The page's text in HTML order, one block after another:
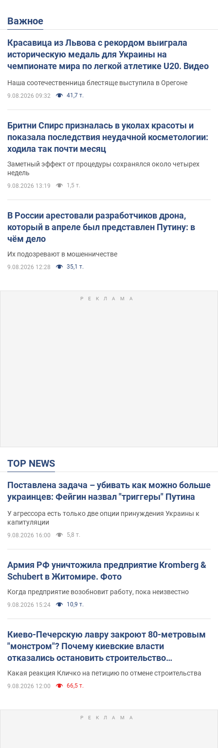
Важное
Красавица из Львова с рекордом выиграла
историческую медаль для Украины на
чемпионате мира по легкой атлетике U20. Видео
Наша соотечественница блестяще выступила в Орегоне
9.08.2026 09:32 41,7 т.
Бритни Спирс призналась в уколах красоты и
показала последствия неудачной косметологии:
ходила так почти месяц
Заметный эффект от процедуры сохранялся около четырех
недель
9.08.2026 13:19 1,5 т.
В России арестовали разработчиков дрона,
который в апреле был представлен Путину: в
чём дело
Их подозревают в мошенничестве
9.08.2026 12:28 35,1 т.
TOP NEWS
Поставлена задача – убивать как можно больше
украинцев: Фейгин назвал "триггеры" Путина
У агрессора есть только две опции принуждения Украины к
капитуляции
9.08.2026 16:00 5,8 т.
Армия РФ уничтожила предприятие Kromberg &
Schubert в Житомире. Фото
Когда предприятие возобновит работу, пока неизвестно
9.08.2026 15:24 10,9 т.
Киево-Печерскую лавру закроют 80-метровым
"монстром"? Почему киевские власти
отказались остановить строительство
небоскреба "московского верующего"
Какая реакция Кличко на петицию по отмене строительства
9.08.2026 12:00 66,5 т.